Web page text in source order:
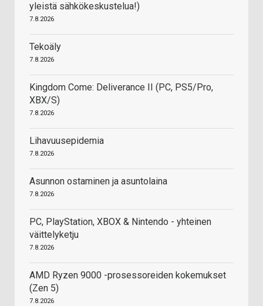
yleistä sähkökeskustelua!)
7.8.2026
Tekoäly
7.8.2026
Kingdom Come: Deliverance II (PC, PS5/Pro,
XBX/S)
7.8.2026
Lihavuusepidemia
7.8.2026
Asunnon ostaminen ja asuntolaina
7.8.2026
PC, PlayStation, XBOX & Nintendo - yhteinen
väittelyketju
7.8.2026
AMD Ryzen 9000 -prosessoreiden kokemukset
(Zen 5)
7.8.2026